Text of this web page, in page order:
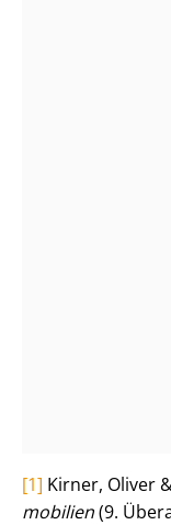
[1] Kirner, Oliver
mo­bi­li­en(9.